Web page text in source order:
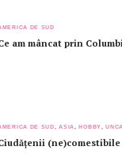
DE SUD
am mâncat prin
DE SUD,ASIA, HOBBY,